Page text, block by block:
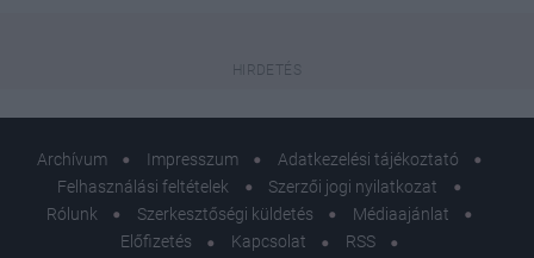
Archívum Impresszum
Adatkezelési tájékoztató
Felhasználási feltételek
Szerzői jogi nyilatkozat
Rólunk
Szerkesztőségi küldetés
Médiaajánlat
Előfizetés
Kapcsolat
RSS